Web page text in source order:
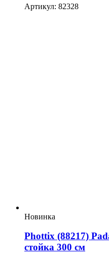
Артикул: 82328
Новинка
Phottix (88217)
стойка 300 см